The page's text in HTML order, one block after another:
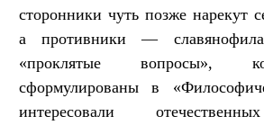
сторонники чуть позже нарекут
а противники —
«проклятые вопросы»,
сформулированы в
интересовали